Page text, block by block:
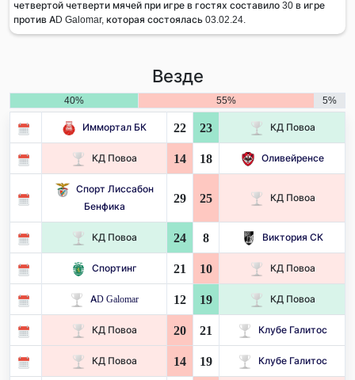
четвертой четверти мячей при игре в гостях составило 30 в игре
против AD Galomar, которая состоялась 03.02.24.
Везде
40% 55% 5%
Иммортал БК 22 23 КД Повоа
КД Повоа 14 18 Оливейренсе
Спорт Лиссабон
Бенфика
29 25 КД Повоа
КД Повоа 24 8 Виктория СК
Спортинг 21 10 КД Повоа
AD Galomar 12 19 КД Повоа
КД Повоа 20 21 Клубе Галитос
КД Повоа 14 19 Клубе Галитос